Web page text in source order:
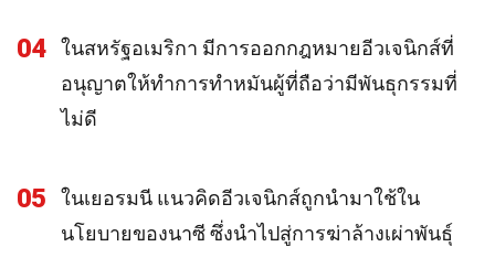
04
ในสหรัฐอเมริกา มีการออกกฎหมายอีวเจนิกส์ที่
อนุญาตให้ทำการทำหมันผู้ที่ถือว่ามีพันธุกรรมที่
ไม่ดี
05
ในเยอรมนี แนวคิดอีวเจนิกส์ถูกนำมาใช้ใน
นโยบายของนาซี ซึ่งนำไปสู่การฆ่าล้างเผ่าพันธุ์